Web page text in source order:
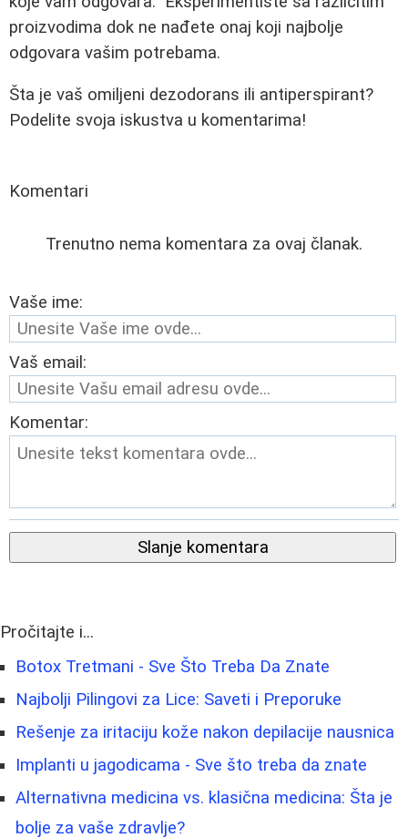
proizvodima dok ne nađete onaj koji najbolje
odgovara vašim potrebama.
Šta je vaš omiljeni dezodorans ili antiperspirant?
Podelite svoja iskustva u komentarima!
Komentari
Trenutno nema komentara za ovaj članak.
Vaše ime:
Vaš email:
Komentar:
Slanje komentara
Pročitajte i...
Botox Tretmani - Sve Što Treba Da Znate
Najbolji Pilingovi za Lice: Saveti i Preporuke
Rešenje za iritaciju kože nakon depilacije nausnica
Implanti u jagodicama - Sve što treba da znate
Alternativna medicina vs. klasična medicina: Šta je
bolje za vaše zdravlje?